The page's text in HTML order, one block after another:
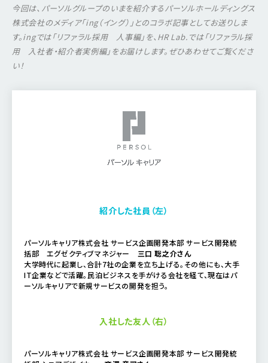
今回は、パーソルグループのいまを紹介するパーソルホールディングス
株式会社のメディア「ing（イング）」とのコラボ記事としてお送りしま
す。ingでは「リファラル採用 人事編」を、HR Lab.では「リファラル採
用 入社者・紹介者実例編」をお届けします。ぜひあわせてご覧くださ
い！
紹介した社員（左）
パーソルキャリア株式会社 サービス企画開発本部 サービス開発統
括部 エグゼクティブマネジャー 三口 聡之介さん
大学時代に起業し、合計7社の企業を立ち上げる。その他にも、大手
IT企業などで活躍。民泊ビジネスを手がける会社を経て、現在はパ
ーソルキャリアで新規サービスの開発を担う。
入社した友人（右）
パーソルキャリア株式会社 サービス企画開発本部 サービス開発統